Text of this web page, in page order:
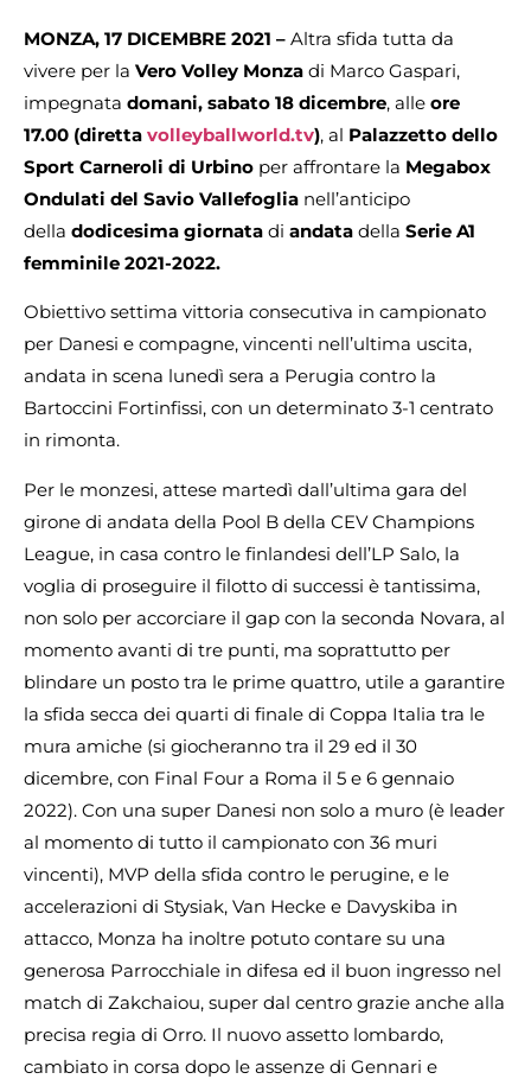
MONZA, 17 DICEMBRE 2021 – Altra sfida tutta da
vivere per la Vero Volley Monza di Marco Gaspari,
impegnata domani, sabato 18 dicembre, alle ore
17.00 (diretta volleyballworld.tv), al Palazzetto dello
Sport Carneroli di Urbino per affrontare la Megabox
Ondulati del Savio Vallefoglia nell’anticipo
della dodicesima giornata di andata della Serie A1
femminile 2021-2022.
Obiettivo settima vittoria consecutiva in campionato
per Danesi e compagne, vincenti nell’ultima uscita,
andata in scena lunedì sera a Perugia contro la
Bartoccini Fortinfissi, con un determinato 3-1 centrato
in rimonta.
Per le monzesi, attese martedì dall’ultima gara del
girone di andata della Pool B della CEV Champions
League, in casa contro le finlandesi dell’LP Salo, la
voglia di proseguire il filotto di successi è tantissima,
non solo per accorciare il gap con la seconda Novara, al
momento avanti di tre punti, ma soprattutto per
blindare un posto tra le prime quattro, utile a garantire
la sfida secca dei quarti di finale di Coppa Italia tra le
mura amiche (si giocheranno tra il 29 ed il 30
dicembre, con Final Four a Roma il 5 e 6 gennaio
2022). Con una super Danesi non solo a muro (è leader
al momento di tutto il campionato con 36 muri
vincenti), MVP della sfida contro le perugine, e le
accelerazioni di Stysiak, Van Hecke e Davyskiba in
attacco, Monza ha inoltre potuto contare su una
generosa Parrocchiale in difesa ed il buon ingresso nel
match di Zakchaiou, super dal centro grazie anche alla
precisa regia di Orro. Il nuovo assetto lombardo,
cambiato in corsa dopo le assenze di Gennari e